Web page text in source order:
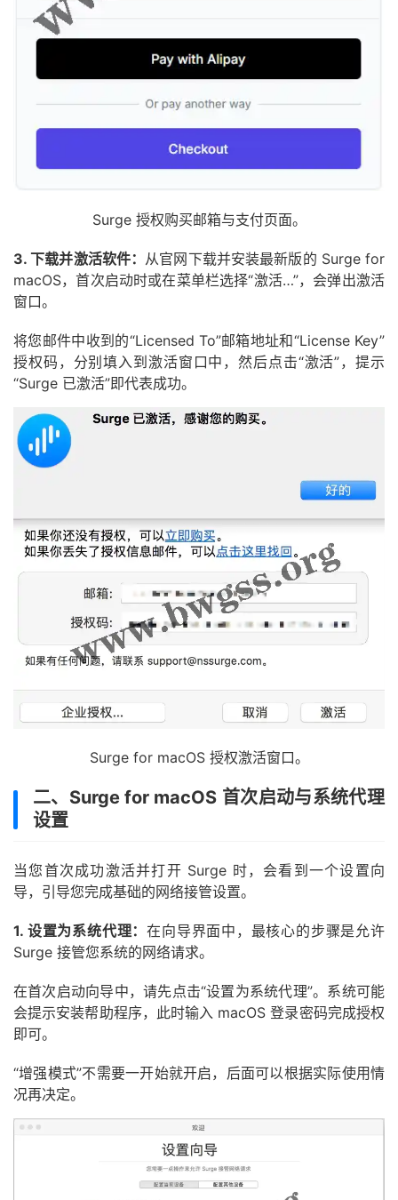
Surge 授权购买邮箱与支付页面。
3. 下载并激活软件： 从官网下载并安装最新版的 Surge for
macOS，首次启动时或在菜单栏选择“激活…”，会弹出激活
窗口。
将您邮件中收到的“Licensed To”邮箱地址和“License Key”
授权码，分别填入到激活窗口中，然后点击“激活”，提示
“Surge 已激活”即代表成功。
Surge for macOS 授权激活窗口。
二、Surge for macOS 首次启动与系统代理
设置
当您首次成功激活并打开 Surge 时，会看到一个设置向
导，引导您完成基础的网络接管设置。
1. 设置为系统代理：在向导界面中，最核心的步骤是允许
Surge 接管您系统的网络请求。
在首次启动向导中，请先点击“设置为系统代理”。系统可能
会提示安装帮助程序，此时输入 macOS 登录密码完成授权
即可。
“增强模式”不需要一开始就开启，后面可以根据实际使用情
况再决定。